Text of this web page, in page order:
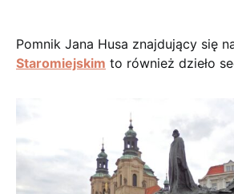
Pomnik Jana Husa znajdujący się
Staromiejskim to również dzieło